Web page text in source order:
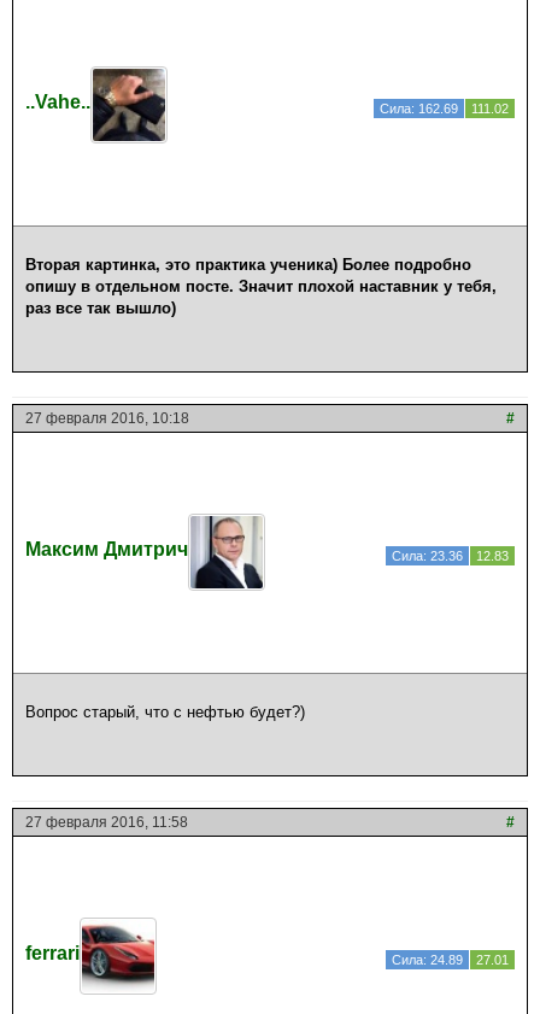
..Vahe.. Сила: 162.69 111.02
Вторая картинка, это практика ученика) Более подробно
опишу в отдельном посте. Значит плохой наставник у тебя,
раз все так вышло)
27 февраля 2016, 10:18 #
Максим Дмитрич Сила: 23.36 12.83
Вопрос старый, что с нефтью будет?)
27 февраля 2016, 11:58 #
ferrari Сила: 24.89 27.01